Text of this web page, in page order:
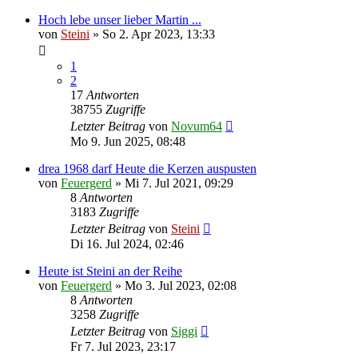
Hoch lebe unser lieber Martin ...
von Steini » So 2. Apr 2023, 13:33
1
2
17 Antworten
38755 Zugriffe
Letzter Beitrag von Novum64
Mo 9. Jun 2025, 08:48
drea 1968 darf Heute die Kerzen auspusten
von Feuergerd » Mi 7. Jul 2021, 09:29
8 Antworten
3183 Zugriffe
Letzter Beitrag von Steini
Di 16. Jul 2024, 02:46
Heute ist Steini an der Reihe
von Feuergerd » Mo 3. Jul 2023, 02:08
8 Antworten
3258 Zugriffe
Letzter Beitrag von Siggi
Fr 7. Jul 2023, 23:17